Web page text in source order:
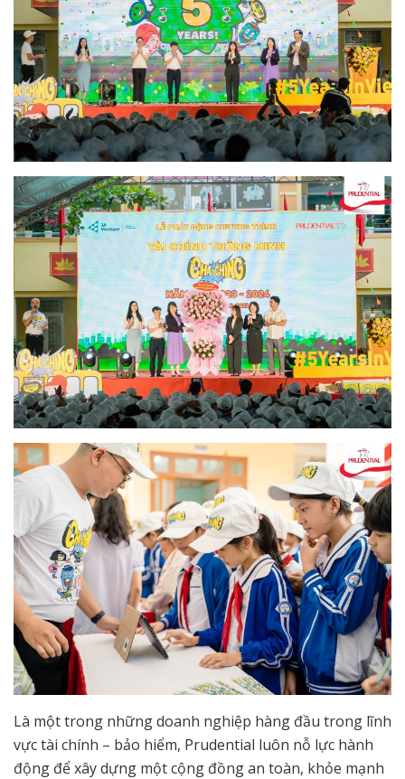
Là một trong những doanh nghiệp hàng đầu trong lĩnh
vực tài chính – bảo hiểm, Prudential luôn nỗ lực hành
động để xây dựng một cộng đồng an toàn, khỏe mạnh